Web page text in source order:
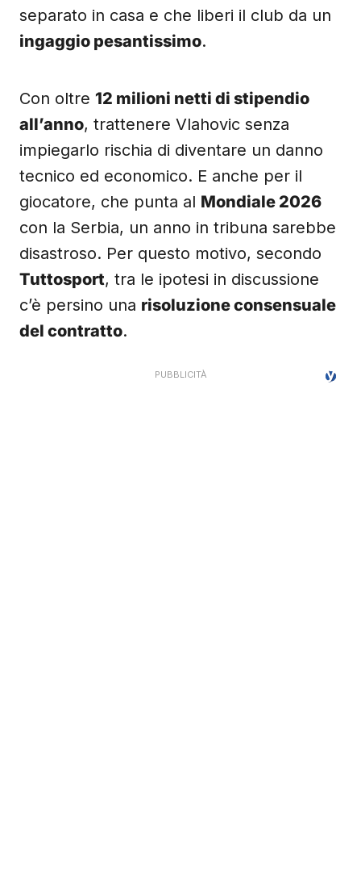
separato in casa e che liberi il club da un
ingaggio pesantissimo.
Con oltre 12 milioni netti di stipendio
all’anno, trattenere Vlahovic senza
impiegarlo rischia di diventare un danno
tecnico ed economico. E anche per il
giocatore, che punta al Mondiale 2026
con la Serbia, un anno in tribuna sarebbe
disastroso. Per questo motivo, secondo
Tuttosport, tra le ipotesi in discussione
c’è persino una risoluzione consensuale
del contratto.